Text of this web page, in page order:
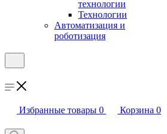
технологии
Технологии
Автоматизация и
роботизация
Избранные товары 0 Корзина 0